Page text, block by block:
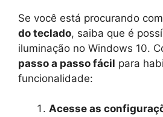
Se você está procurando
do teclado, saiba que é
iluminação no Windows 10.
passo a passo fácil para
funcionalidade:
Acesse as